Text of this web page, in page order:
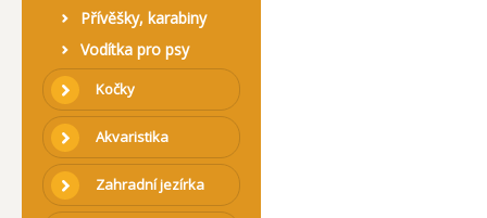
Přívěšky, karabiny
Vodítka pro psy
Kočky
Akvaristika
Zahradní jezírka